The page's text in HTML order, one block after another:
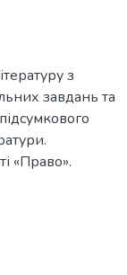
з
завдань та
«Право».